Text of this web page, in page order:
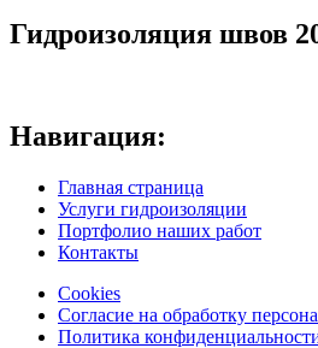
Гидроизоляция швов
Навигация:
Главная страница
Услуги гидроизоляции
Портфолио наших работ
Контакты
Cookies
Согласие на обработку
Политика